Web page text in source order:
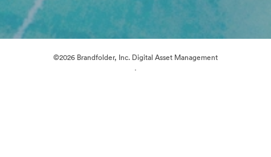
©2026 Brandfolder, Inc. Digital Asset Management
·